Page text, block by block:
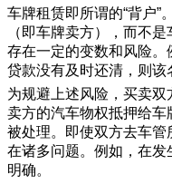
车牌租赁即所谓的“背户”
（即车牌卖方），而不
存在一定的变数和风险
贷款没有及时还清，则该
为规避上述风险，买卖
卖方的汽车物权抵押给
被处理。即使双方去车
在诸多问题。例如，在发
明确。